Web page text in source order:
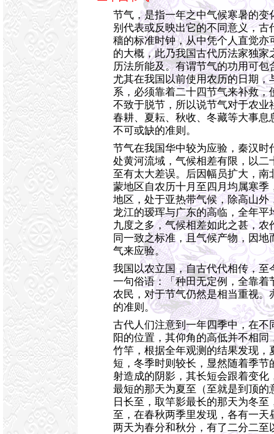
节气，是指一年之中气候寒暑的变
别代表或反映出它的不同意义，古
穑的标准时钟，从中凭个人直觉亦
的大概，此乃我国古代历法家独家
历法所能及。有谓节气的功用可包
尤其在我国以前使用农历的日期，
系，必须靠着二十四节气来补救，
不致于脱节，所以说节气对于农业
春耕、夏耘、秋收、冬藏等大事息
不可或缺的准则。
节气在我国华中较为应验，秦汉时
处黄河流域，气候相差有限，以二
至有太大差误。后因幅员扩大，南
蒙地区自农历十月至四月均属寒季
地区，处于亚热带气候，除高山外
龙江的瑷珲与广东的高临，全年平
九度之多，气候相差如此之甚，农
同一致之标准，且气候产物，因地
气来应验。
我国以农立国，自古代代相传，至
一句俗语：「种田无定例，全靠着
农民，对于节气仍然是相当重视。
的准则。
古代人们注意到一年四季中，在不
阳的位置，其仰角的高低并不相同
竹竿，根据全年观测的结果发现，
短，冬季时则较长，显然随着季节
射造成的阴影，其长短会跟着变化
最短的那天为夏至（至就是到顶的
日长至，取竿影最长的那天为冬
至，在春秋两季里发现，各有一天
两天为春分和秋分，有了二分二至